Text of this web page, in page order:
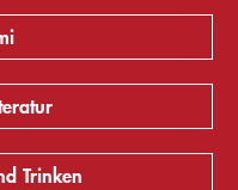
Trinken